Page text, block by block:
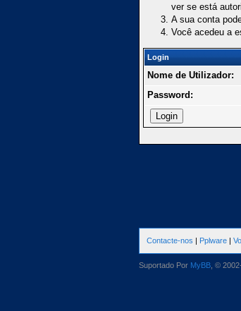
ver se está
A sua conta
Você acedeu a
Login
Nome de Utilizador:
Password:
Contacte-nos | Pplware |
Suportado Por MyBB , ©